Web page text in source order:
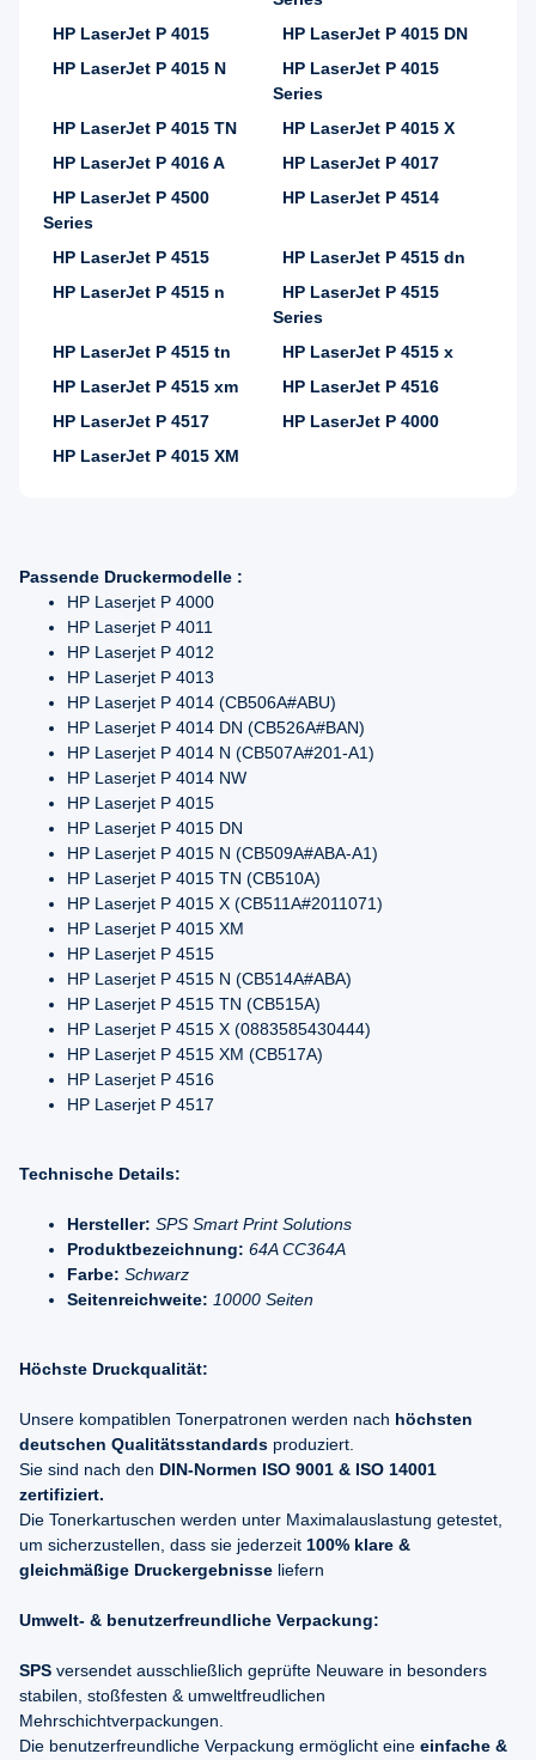
HP LaserJet P 4015
HP LaserJet P 4015 DN
HP LaserJet P 4015 N
HP LaserJet P 4015
Series
HP LaserJet P 4015 TN
HP LaserJet P 4015 X
HP LaserJet P 4016 A
HP LaserJet P 4017
HP LaserJet P 4500
Series
HP LaserJet P 4514
HP LaserJet P 4515
HP LaserJet P 4515 dn
HP LaserJet P 4515 n
HP LaserJet P 4515
Series
HP LaserJet P 4515 tn
HP LaserJet P 4515 x
HP LaserJet P 4515 xm
HP LaserJet P 4516
HP LaserJet P 4517
HP LaserJet P 4000
HP LaserJet P 4015 XM
Passende Druckermodelle :
HP Laserjet P 4000
HP Laserjet P 4011
HP Laserjet P 4012
HP Laserjet P 4013
HP Laserjet P 4014 (CB506A#ABU)
HP Laserjet P 4014 DN (CB526A#BAN)
HP Laserjet P 4014 N (CB507A#201-A1)
HP Laserjet P 4014 NW
HP Laserjet P 4015
HP Laserjet P 4015 DN
HP Laserjet P 4015 N (CB509A#ABA-A1)
HP Laserjet P 4015 TN (CB510A)
HP Laserjet P 4015 X (CB511A#2011071)
HP Laserjet P 4015 XM
HP Laserjet P 4515
HP Laserjet P 4515 N (CB514A#ABA)
HP Laserjet P 4515 TN (CB515A)
HP Laserjet P 4515 X (0883585430444)
HP Laserjet P 4515 XM (CB517A)
HP Laserjet P 4516
HP Laserjet P 4517
Technische Details:
Hersteller: SPS Smart Print Solutions
Produktbezeichnung: 64A CC364A
Farbe: Schwarz
Seitenreichweite: 10000 Seiten
Höchste Druckqualität:
Unsere kompatiblen Tonerpatronen werden nach höchsten
deutschen Qualitätsstandards produziert.
Sie sind nach den DIN-Normen ISO 9001 & ISO 14001
zertifiziert.
Die Tonerkartuschen werden unter Maximalauslastung getestet,
um sicherzustellen, dass sie jederzeit 100% klare &
gleichmäßige Druckergebnisse liefern
Umwelt- & benutzerfreundliche Verpackung:
SPS versendet ausschließlich geprüfte Neuware in besonders
stabilen, stoßfesten & umweltfreudlichen
Mehrschichtverpackungen.
Die benutzerfreundliche Verpackung ermöglicht eine einfache &